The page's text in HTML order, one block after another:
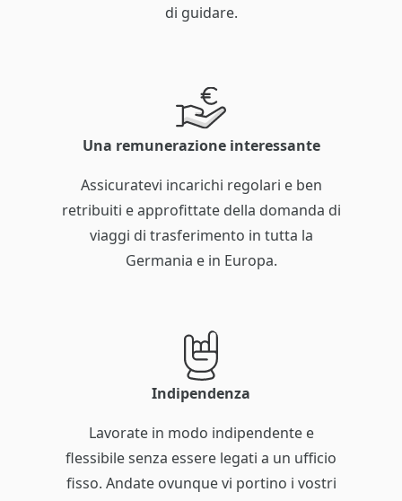
di guidare.
Una remunerazione interessante
Assicuratevi incarichi regolari e ben
retribuiti e approfittate della domanda di
viaggi di trasferimento in tutta la
Germania e in Europa.
Indipendenza
Lavorate in modo indipendente e
flessibile senza essere legati a un ufficio
fisso. Andate ovunque vi portino i vostri